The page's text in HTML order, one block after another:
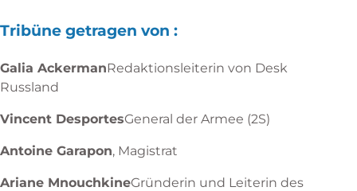
Tribüne getragen von :
Galia AckermanRedaktionsleiterin von Desk
Russland
Vincent DesportesGeneral der Armee (2S)
Antoine Garapon, Magistrat
Ariane MnouchkineGründerin und Leiterin des